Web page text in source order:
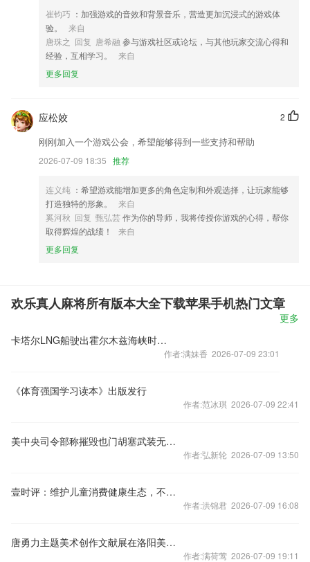
们更好的对产品进行优化修改。
崔钧巧 ：加强游戏的音效和背景音乐，营造更加沉浸式的游戏体
验。
来自
唐珠之 回复 唐希融 参与游戏社区或论坛，与其他玩家交流心得和
经验，互相学习。
来自
更多回复
2
应松姣
刚刚加入一个游戏公会，希望能够得到一些支持和帮助
2026-07-09 18:35 推荐
连义纯 ：希望游戏能增加更多的角色定制和外观选择，让玩家能够
打造独特的形象。
来自
奚河秋 回复 甄弘芸作为你的导师，我将传授你游戏的心得，帮你
取得辉煌的战绩！
来自
更多回复
欢乐真人麻将所有版本大全下载苹果手机热门文章
更多
卡塔尔LNG船驶出霍尔木兹海峡时遇袭 美国和伊朗的停火安排面临考验
作者:满妹香 2026-07-09 23:01
《体育强国学习读本》出版发行
作者:范冰琪 2026-07-09 22:41
美中央司令部称摧毁也门胡塞武装无人水面舰艇
作者:弘新轮 2026-07-09 13:50
壹时评：维护儿童消费健康生态，不是“六一”专属
作者:洪锦君 2026-07-09 16:08
唐勇力主题美术创作文献展在洛阳美术馆开幕
作者:满荷莺 2026-07-09 19:11